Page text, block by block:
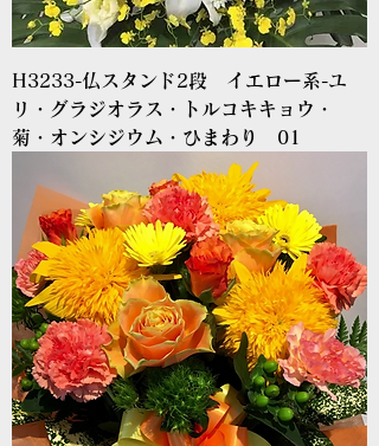
H3233-仏スタンド2段 イエロー系-ユ
リ・グラジオラス・トルコキキョウ・
菊・オンシジウム・ひまわり 01